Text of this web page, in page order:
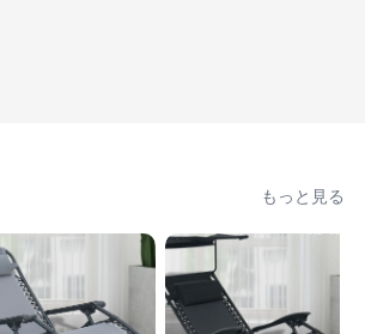
もっと見る